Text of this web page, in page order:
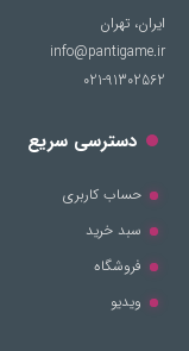
ایران، تهران
info@pantigame.ir
021-91302562
دسترسی سریع
حساب کاربری
سبد خرید
فروشگاه
ویدیو